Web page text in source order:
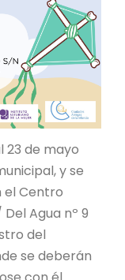
23 de mayo
y se
el Centro
Agua nº 9
del
se deberán